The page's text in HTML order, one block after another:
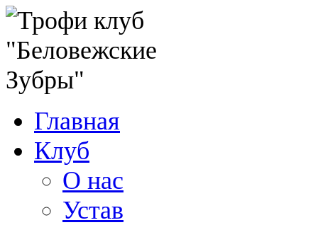
Главная
Клуб
О нас
Устав